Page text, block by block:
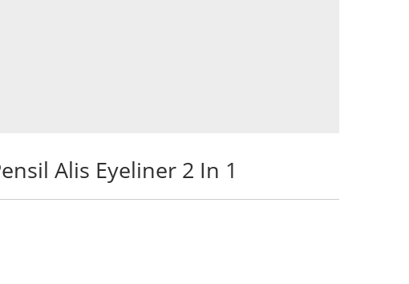
Alis Eyeliner 2 In 1